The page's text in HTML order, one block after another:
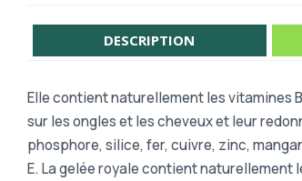
DESCRIPTION
Elle contient naturellement les vitamines
sur les ongles et les cheveux et leur
phosphore, silice, fer, cuivre, zinc,
E. La gelée royale contient naturellement